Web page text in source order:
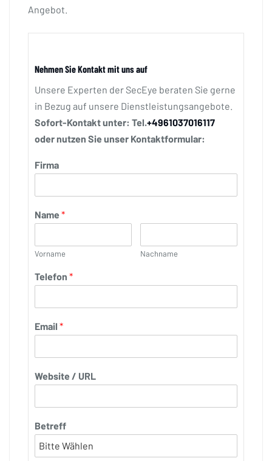
Angebot.
Nehmen Sie Kontakt mit uns auf
Unsere Experten der SecEye beraten Sie gerne
in Bezug auf unsere Dienstleistungsangebote.
Sofort-Kontakt unter: Tel.+4961037016117
oder nutzen Sie unser Kontaktformular:
Firma
Name *
Vorname Nachname
Telefon *
Email *
Website / URL
Betreff